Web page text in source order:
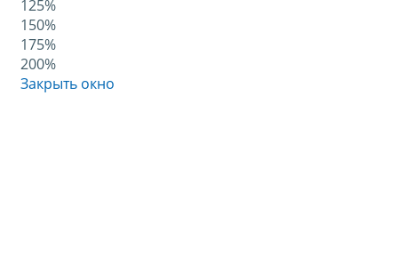
125%
150%
175%
200%
Закрыть окно